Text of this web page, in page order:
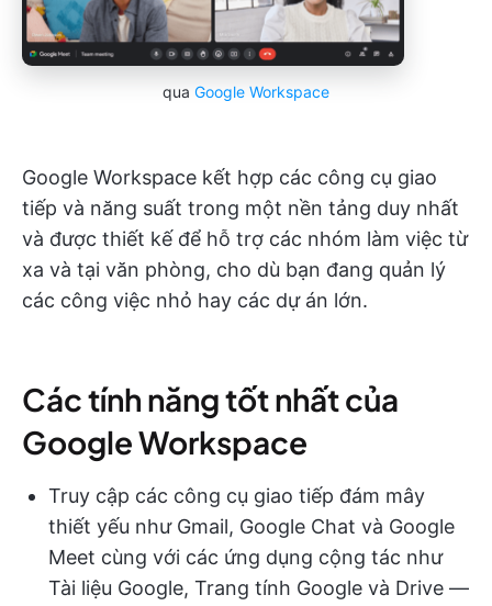
qua Google Workspace
Google Workspace kết hợp các công cụ giao
tiếp và năng suất trong một nền tảng duy nhất
và được thiết kế để hỗ trợ các nhóm làm việc từ
xa và tại văn phòng, cho dù bạn đang quản lý
các công việc nhỏ hay các dự án lớn.
Các tính năng tốt nhất của
Google Workspace
Truy cập các công cụ giao tiếp đám mây
thiết yếu như Gmail, Google Chat và Google
Meet cùng với các ứng dụng cộng tác như
Tài liệu Google, Trang tính Google và Drive —